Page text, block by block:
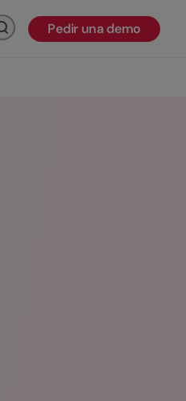
Haz click para buscar
Pedir una demo